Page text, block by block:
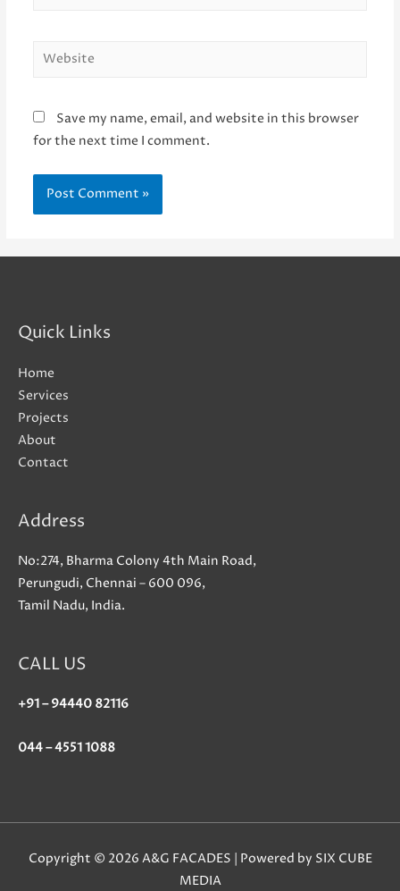
Website
Save my name, email, and website in this browser
for the next time I comment.
Quick Links
Home
Services
Projects
About
Contact
Address
No:274, Bharma Colony 4th Main Road,
Perungudi, Chennai – 600 096,
Tamil Nadu, India.
CALL US
+91 – 94440 82116
044 – 4551 1088
Copyright © 2026 A&G FACADES | Powered by SIX CUBE
MEDIA